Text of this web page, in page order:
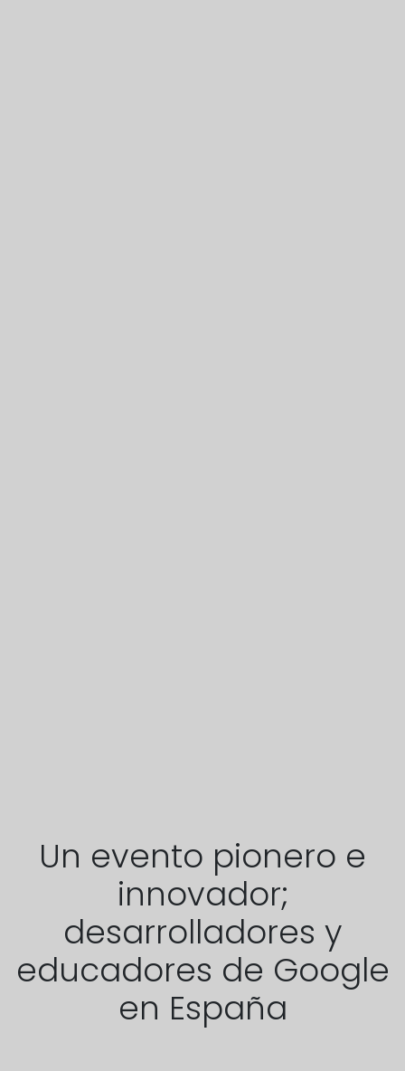
Un evento pionero e
innovador;
desarrolladores y
educadores de Google
en España